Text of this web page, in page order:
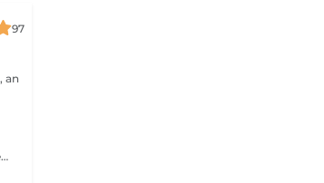
97
Gesunder Körper, Geist und Seele! Eine Sportmassage konzentriert sich darauf, die Durchblutung zu verbessern, die Gewebegeschmeidigkeit zu erhöhen und die Muskelspannung zu reduzieren. Sportmassage wird auch verwendet, um verspannte Muskeln zu lösen. Muskelspannung kann die Flexibilität einschränken, Schmerzen erhöhen und zukünftige Verletzungen verursachen. Sportmassage hilft, Muskelverspannungen zu lösen. Vorteile einer Sportmassage: - verbessert die Flexibilität - reduziert Muskelschmerzen - verhindert Verletzungen Wie wird eine Sportmassage durchgeführt? - Kopf und Nacken werden massiert - Schultern und Rücken werden massiert - Hände und Arme werden massiert - Füße und Beine werden massiert - Bauch wird massiert Altersbeschränkungen: es gibt keine Altersbeschränkungen für dieses Verfahren. Empfehlungen nach dem Verfahren: treiben Sie 2-3 Stunden nach dem Eingriff keinen Sport und machen Sie keine scharfen Bewegungen. Häufigkeit: 1-2 Mal pro Woche, insgesamt 10 Mal. Wiederholen Sie dies alle 3-6 Monate.